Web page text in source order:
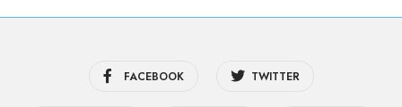
FACEBOOK TWITTER